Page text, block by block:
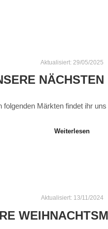
Aktualisiert: 29/05/2025
folgenden Märkten findet ihr
Weiterlesen
Aktualisiert: 13/11/2024